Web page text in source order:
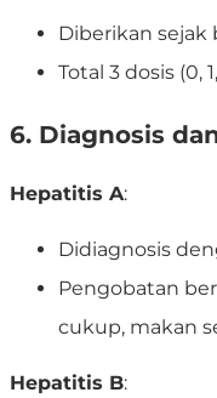
Diberikan sejak
Total 3 dosis (0,
6. Diagnosis
Hepatitis A:
Didiagnosis
Pengobatan
cukup, makan
Hepatitis B: